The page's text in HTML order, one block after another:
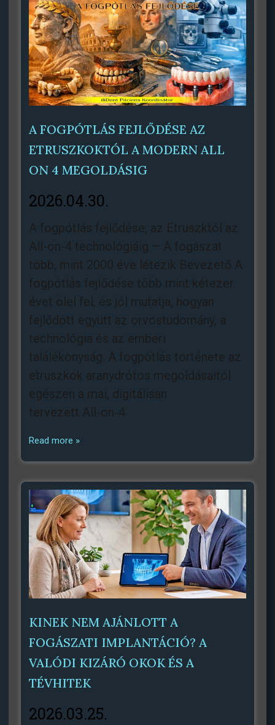
A FOGPÓTLÁS FEJLŐDÉSE AZ
ETRUSZKOKTÓL A MODERN ALL
ON 4 MEGOLDÁSIG
2026.04.30.
A fogpótlás fejlődése, az Etruszktól az
All-on-4 technológiáig – A fogászat
több, mint 2000 éve létezik Bevezető A
fogpótlás fejlődése több mint kétezer
évet ölel fel, és jól mutatja, hogyan
fejlődött együtt az orvostudomány, a
technológia és az emberi
találékonyság. A fogpótlás története az
etruszkok aranydrótos megoldásaitól
egészen a mai, digitálisan
tervezett All‑on‑4
Read more »
KINEK NEM AJÁNLOTT A
FOGÁSZATI IMPLANTÁCIÓ? A
VALÓDI KIZÁRÓ OKOK ÉS A
TÉVHITEK
2026.03.25.